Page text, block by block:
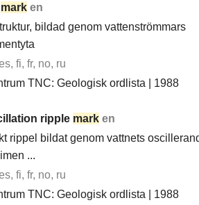
mark en
bildad genom vattenströmmars
fi, fr, no, ru
TNC: Geologisk ordlista | 1988
ripple mark en
rippel bildat genom vattnets
...
fi, fr, no, ru
TNC: Geologisk ordlista | 1988